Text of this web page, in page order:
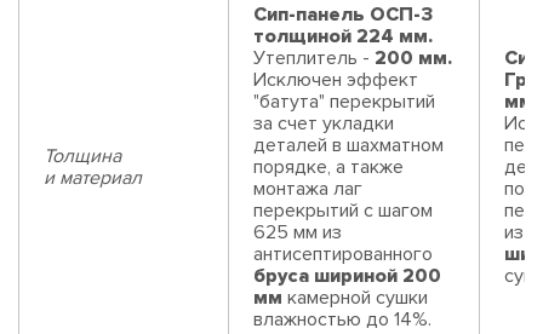
Толщина
и материал
Сип-панель ОСП-3
толщиной 224 мм.
Утеплитель - 200 мм.
Исключен эффект
"батута" перекрытий
за счет укладки
деталей в шахматном
порядке, а также
монтажа лаг
перекрытий с шагом
625 мм из
антисептированного
бруса шириной 200
мм камерной сушки
влажностью до 14%.
мм.
из